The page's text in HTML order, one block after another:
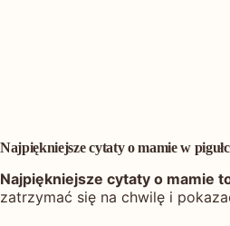
Najpiękniejsze cytaty o mamie w
Najpiękniejsze cytaty o mamie
zatrzymać się na chwilę i